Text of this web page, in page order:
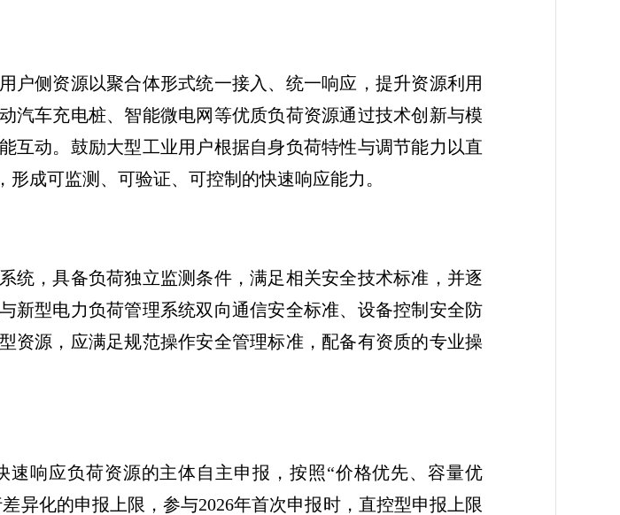
户侧资源以聚合体形式统一接入、统一响应，提升资源利用
汽车充电桩、智能微电网等优质负荷资源通过技术创新与模
互动。鼓励大型工业用户根据自身负荷特性与调节能力以直
成可监测、可验证、可控制的快速响应能力。
统，具备负荷独立监测条件，满足相关安全技术标准，并逐
新型电力负荷管理系统双向通信安全标准、设备控制安全防
资源，应满足规范操作安全管理标准，配备有资质的专业操
响应负荷资源的主体自主申报，按照“价格优先、容量优
异化的申报上限，参与2026年首次申报时，直控型申报上限